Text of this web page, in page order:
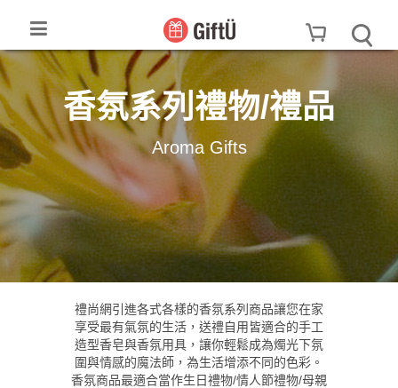
香氛系列禮物/禮品
Aroma Gifts
禮尚網引進各式各樣的香氛系列商品讓您在家
享受最有氣氛的生活，送禮自用皆適合的手工
造型香皂與香氛用具，讓你輕鬆成為燭光下氛
圍與情感的魔法師，為生活增添不同的色彩。
香氛商品最適合當作生日禮物/情人節禮物/母親